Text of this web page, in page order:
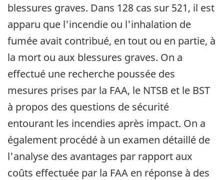
blessures graves. Dans 128 cas sur 521, il est
apparu que l'incendie ou l'inhalation de
fumée avait contribué, en tout ou en partie, à
la mort ou aux blessures graves. On a
effectué une recherche poussée des
mesures prises par la FAA, le NTSB et le BST
à propos des questions de sécurité
entourant les incendies après impact. On a
également procédé à un examen détaillé de
l'analyse des avantages par rapport aux
coûts effectuée par la FAA en réponse à des